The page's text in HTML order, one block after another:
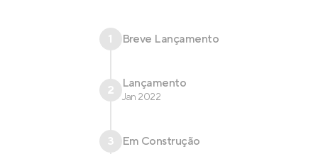
1 Breve Lançamento
2 Lançamento
Jan 2022
3 Em Construção